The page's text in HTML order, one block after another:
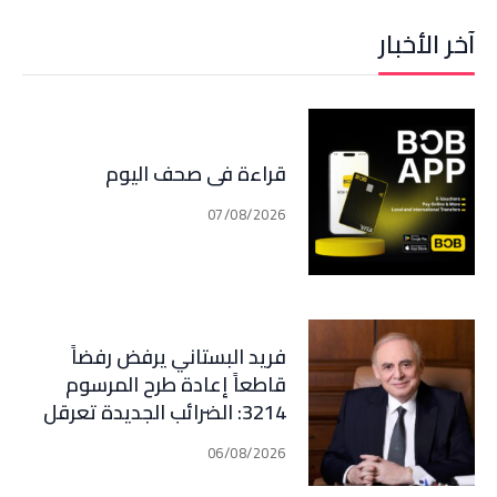
آخر الأخبار
قراءة في صحف اليوم
07/08/2026
فريد البستاني يرفض رفضاً
قاطعاً إعادة طرح المرسوم
3214: الضرائب الجديدة تعرقل
التعافي الاقتصادي وتناقض
مبدأ الشراكة
06/08/2026